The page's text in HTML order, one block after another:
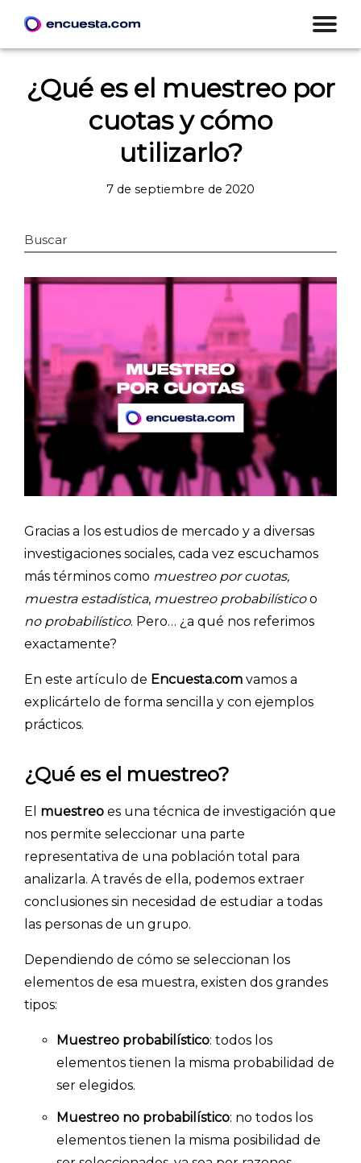
¿Qué es el muestreo por
cuotas y cómo
utilizarlo?
7 de septiembre de 2020
Buscar
Gracias a los estudios de mercado y a diversas
investigaciones sociales, cada vez escuchamos
más términos como muestreo por cuotas,
muestra estadística, muestreo probabilísticoo
no probabilístico. Pero… ¿a qué nos referimos
exactamente?
En este artículo de Encuesta.com vamos a
explicártelo de forma sencilla y con ejemplos
prácticos.
¿Qué es el muestreo?
El muestreo es una técnica de investigación que
nos permite seleccionar una parte
representativa de una población total para
analizarla. A través de ella, podemos extraer
conclusiones sin necesidad de estudiar a todas
las personas de un grupo.
Dependiendo de cómo se seleccionan los
elementos de esa muestra, existen dos grandes
tipos:
Muestreo probabilístico: todos los
elementos tienen la misma probabilidad de
ser elegidos.
Muestreo no probabilístico: no todos los
elementos tienen la misma posibilidad de